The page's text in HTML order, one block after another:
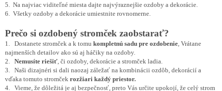
5. Na najviac viditeľné miesta dajte najvýraznejšie ozdoby a dekorácie.
6. Všetky ozdoby a dekorácie umiestnite rovnomerne.
Prečo si ozdobený stromček zaobstarať?
1. Dostanete stromček a k tomu kompletnú sadu pre ozdobenie , Vrátane
najmenších detailov ako sú aj háčiky na ozdoby.
2.
Nemusíte riešiť , či ozdoby, dekorácie a stromček ladia.
3. Naši dizajnéri si dali naozaj záležať na kombinácii ozdôb, dekorácií a
vďaka tomuto stromček rozžiari každý priestor.
4 . Vieme, že dôležitá je aj bezpečnosť, preto Vás určite upokojí, že celý strom